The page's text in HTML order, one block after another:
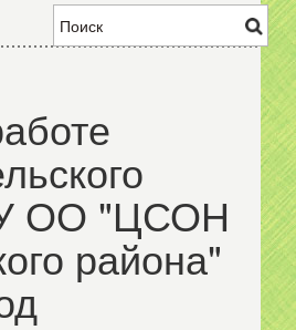
ОО "ЦСОН
района"